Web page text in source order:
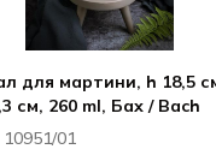
для мартини, h 18,5
см, 260 ml, Бах / Bach
01